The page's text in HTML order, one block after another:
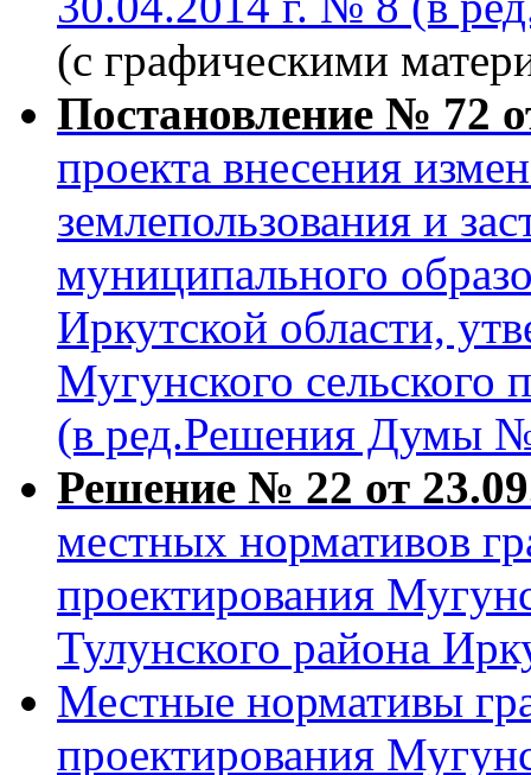
(с графическими
Постановление № 72
проекта внесения
землепользования и
муниципального
Иркутской области,
Мугунского сельского
(в ред.Решения Думы
Решение № 22 от
местных нормативов
проектирования
Тулунского района
Местные нормативы
проектирования